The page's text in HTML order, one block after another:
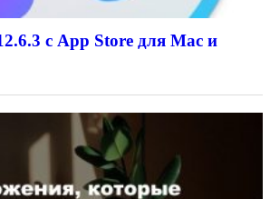
с App Store для Mac и